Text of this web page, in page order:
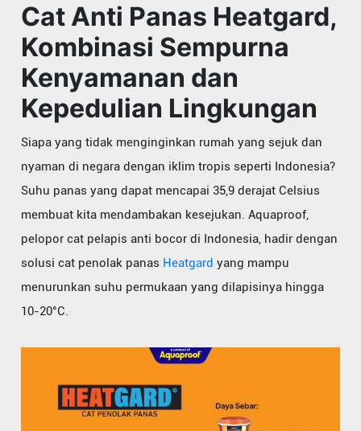
Cat Anti Panas Heatgard,
Kombinasi Sempurna
Kenyamanan dan
Kepedulian Lingkungan
Siapa yang tidak menginginkan rumah yang sejuk dan
nyaman di negara dengan iklim tropis seperti Indonesia?
Suhu panas yang dapat mencapai 35,9 derajat Celsius
membuat kita mendambakan kesejukan. Aquaproof,
pelopor cat pelapis anti bocor di Indonesia, hadir dengan
solusi cat penolak panas Heatgard yang mampu
menurunkan suhu permukaan yang dilapisinya hingga
10-20°C.